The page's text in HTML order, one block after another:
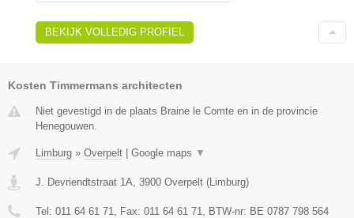
BEKIJK VOLLEDIG PROFIEL
Kosten Timmermans architecten
Niet gevestigd in de plaats Braine le Comte en in de provincie
Henegouwen.
Limburg » Overpelt Google maps ▼
J. Devriendtstraat 1A 3900 Overpelt ( Limburg)
Tel: 011 64 61 71 , Fax: 011 64 61 71 , BTW-nr: BE 0787 798 564